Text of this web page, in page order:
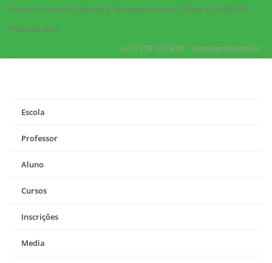
Quinta do Cruzeiro | Rua de S. Mamede de Arca, 768-ap 51 | 4990-202
Ponte de Lima
+351 258 741 404* secretaria@eppl.pt
Escola
Professor
Aluno
Cursos
Inscrições
Media